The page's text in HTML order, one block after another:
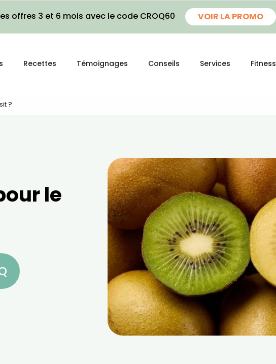
offres 3 et 6 mois avec le code CROQ60 VOIR LA PROMO
Recettes Témoignages Conseils Services Fitness
?
le